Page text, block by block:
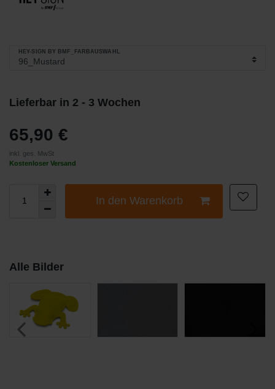
HEY-SIGN BY BMF_FARBAUSWAHL
Lieferbar in 2 - 3 Wochen
65,90 €
inkl. ges. MwSt
Kostenloser Versand
In den Warenkorb
Alle Bilder